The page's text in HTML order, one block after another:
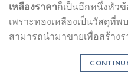
เหลืองราคาก็เป็นอีกหนึ่งหัว
เพราะทองเหลืองเป็นวัสดุที่พ
สามารถนำมาขายเพื่อสร้างร